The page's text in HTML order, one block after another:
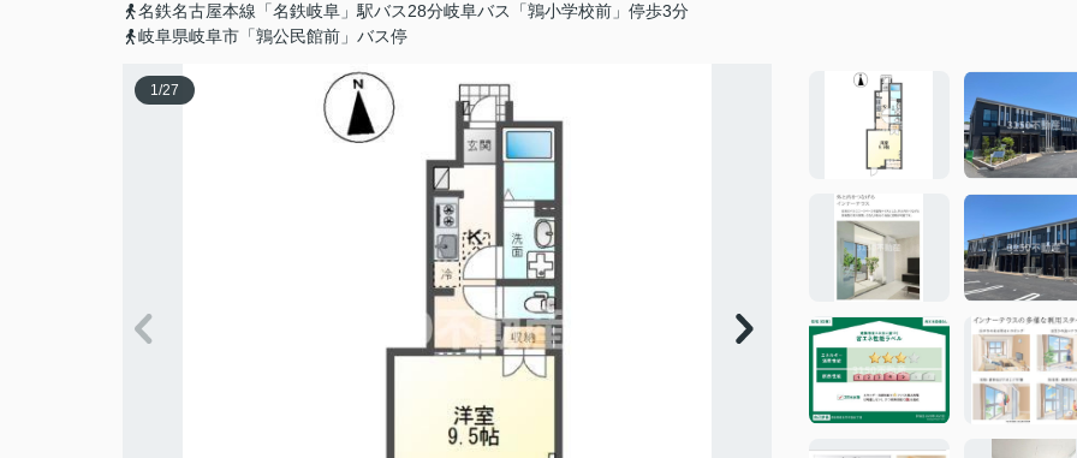
名鉄名古屋本線「名鉄岐阜」駅バス28分岐阜バス「鶉小学校前」停歩3分
岐阜県岐阜市「鶉公民館前」バス停
1/27